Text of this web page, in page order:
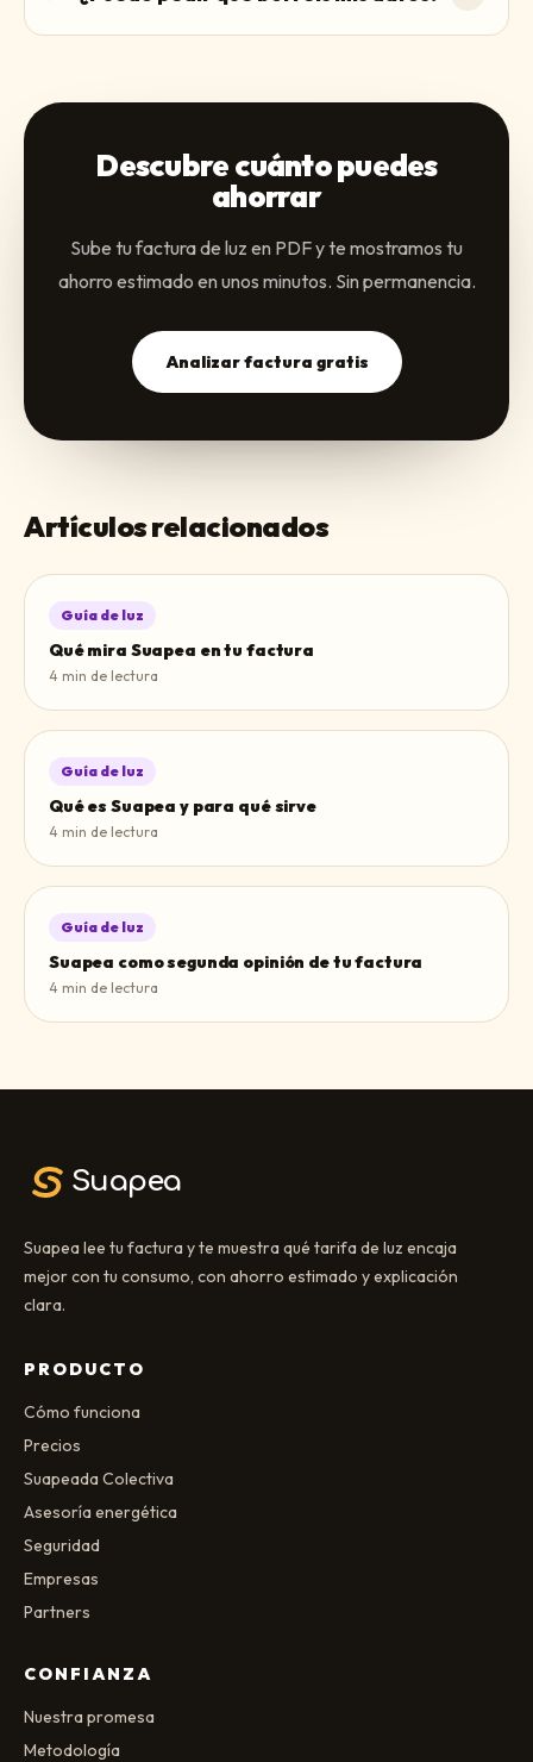
Descubre cuánto puedes
ahorrar
Sube tu factura de luz en PDF y te mostramos tu
ahorro estimado en unos minutos. Sin permanencia.
Analizar factura gratis
Artículos relacionados
Guía de luz
Qué mira Suapea en tu factura
4 min de lectura
Guía de luz
Qué es Suapea y para qué sirve
4 min de lectura
Guía de luz
Suapea como segunda opinión de tu factura
4 min de lectura
Suapea
Suapea lee tu factura y te muestra qué tarifa de luz encaja
mejor con tu consumo, con ahorro estimado y explicación
clara.
PRODUCTO
Cómo funciona
Precios
Suapeada Colectiva
Asesoría energética
Seguridad
Empresas
Partners
CONFIANZA
Nuestra promesa
Metodología